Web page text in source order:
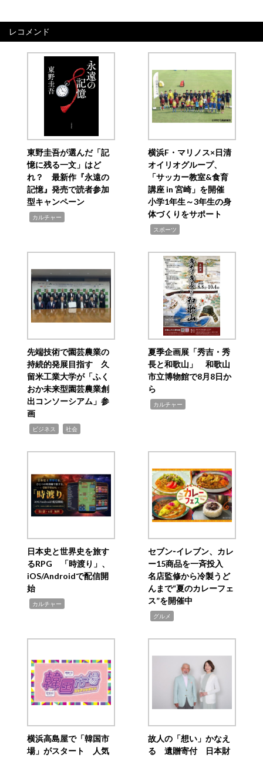
レコメンド
東野圭吾が選んだ「記
憶に残る一文」はど
れ？ 最新作『永遠の
記憶』発売で読者参加
型キャンペーン
カルチャー
横浜F・マリノス×日清
オイリオグループ、
「サッカー教室&食育
講座 in 宮崎」を開催
小学1年生～3年生の身
体づくりをサポート
スポーツ
先端技術で園芸農業の
持続的発展目指す 久
留米工業大学が「ふく
おか未来型園芸農業創
出コンソーシアム」参
画
ビジネス 社会
夏季企画展「秀吉・秀
長と和歌山」 和歌山
市立博物館で8月8日か
ら
カルチャー
日本史と世界史を旅す
るRPG 「時渡り」、
iOS/Androidで配信開
始
カルチャー
セブン‐イレブン、カレ
ー15商品を一斉投入
名店監修から冷製うど
んまで“夏のカレーフェ
ス”を開催中
グルメ
横浜高島屋で「韓国市
場」がスタート 人気
故人の「想い」かなえ
る 遺贈寄付 日本財